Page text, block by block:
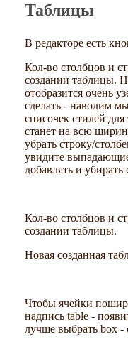
Таблицы
В редакторе есть
Кол-во столбцов и
создании таблицы.
отобразится очень
сделать - наводим
списочек стилей
станет на всю
убрать строку/
увидите
добавлять и
Кол-во столбцов и
создании таблицы.
Новая созданная
Чтобы ячейки
надпись table -
лучше выбрать box